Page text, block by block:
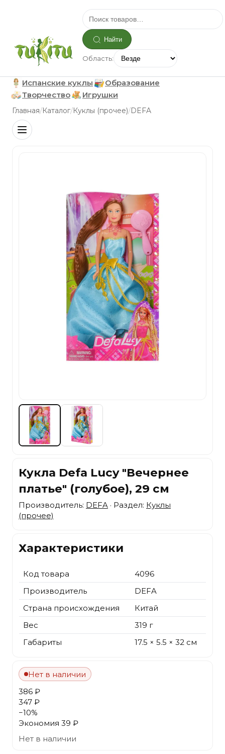
Найти
Область:
Испанские куклы
Образование
Творчество
Игрушки
Главная/Каталог/Куклы (прочее)/DEFA
Кукла Defa Lucy "Вечернее
платье" (голубое), 29 см
Производитель: DEFA · Раздел: Куклы
(прочее)
Характеристики
Код товара
4096
Производитель
DEFA
Страна происхождения
Китай
Вес
319 г
Габариты
17.5 × 5.5 × 32 см
Нет в наличии
386 ₽
347 ₽
−10%
Экономия 39 ₽
Нет в наличии